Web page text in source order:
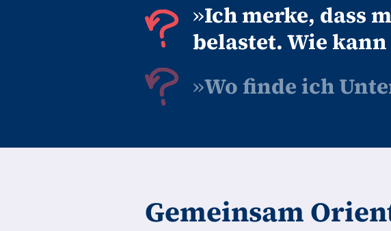
»Ich merke, dass
belastet. Wie
»Wo finde ich
Gemeinsam